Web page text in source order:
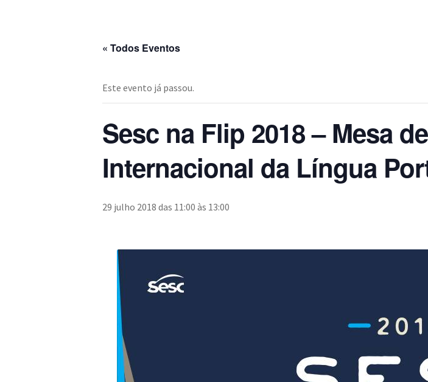
« Todos Eventos
Este evento já passou.
Sesc na Flip 2018 – Mesa
Internacional da Língua
29 julho 2018 das 11:00 às 13:00